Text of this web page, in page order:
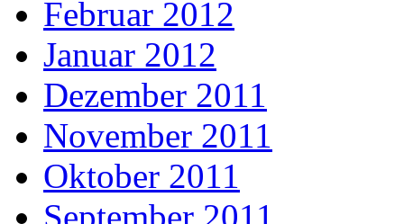
Februar 2012
Januar 2012
Dezember 2011
November 2011
Oktober 2011